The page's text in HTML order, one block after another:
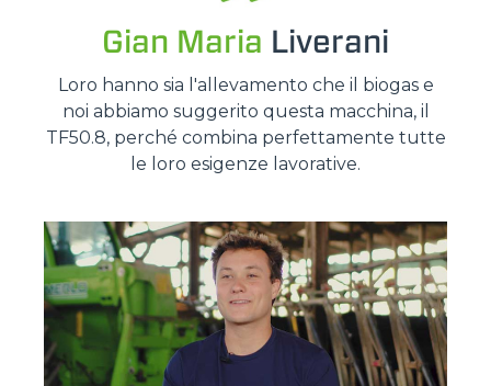
Gian Maria Liverani
Loro hanno sia l'allevamento che il biogas e
noi abbiamo suggerito questa macchina, il
TF50.8, perché combina perfettamente tutte
le loro esigenze lavorative.